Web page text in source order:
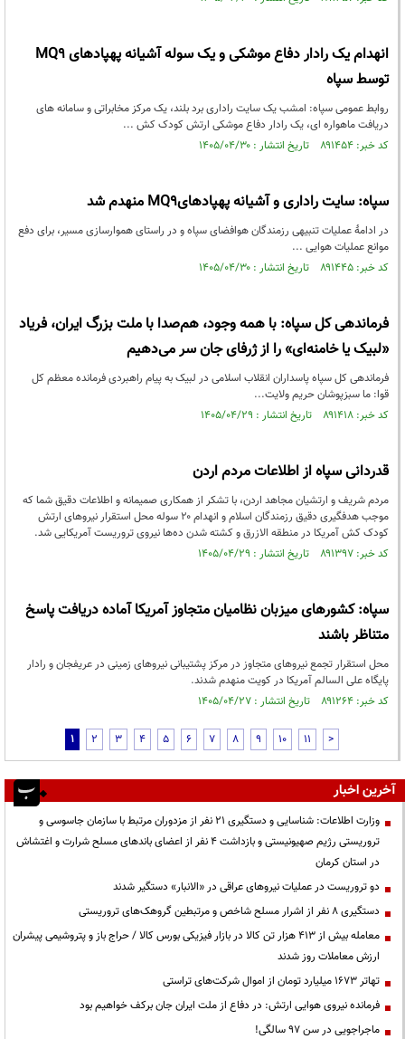
انهدام یک رادار دفاع موشکی و یک سوله آشیانه پهپادهای MQ9
توسط سپاه
روابط عمومی سپاه: امشب یک سایت راداری برد بلند، یک مرکز مخابراتی و سامانه های
دریافت ماهواره ای، یک رادار دفاع موشکی ارتش کودک کش ...
کد خبر: ۸۹۱۴۵۴ تاریخ انتشار : ۱۴۰۵/۰۴/۳۰
سپاه: سایت راداری و آشیانه پهپادهایMQ9 منهدم شد
در ادامۀ عملیات تنبیهی رزمندگان هوافضای سپاه و در راستای هموارسازی مسیر، برای دفع
موانع عملیات هوایی ...
کد خبر: ۸۹۱۴۴۵ تاریخ انتشار : ۱۴۰۵/۰۴/۳۰
فرماندهی کل سپاه: با همه وجود، هم‌صدا با ملت بزرگ ایران، فریاد
«لبیک یا خامنه‌ای» را از ژرفای جان سر می‌دهیم
فرماندهی کل سپاه پاسداران انقلاب اسلامی در لبیک به پیام راهبردی فرمانده معظم کل
قوا: ما سبزپوشان حریم ولایت...
کد خبر: ۸۹۱۴۱۸ تاریخ انتشار : ۱۴۰۵/۰۴/۲۹
قدردانی سپاه از اطلاعات مردم اردن
مردم شریف و ارتشیان مجاهد اردن، با تشکر از همکاری صمیمانه و اطلاعات دقیق شما که
موجب هدفگیری دقیق رزمندگان اسلام و انهدام ۲۰ سوله محل استقرار نیروهای ارتش
کودک کش آمریکا در منطقه الازرق و کشته شدن ده‌ها نیروی تروریست آمریکایی شد.
کد خبر: ۸۹۱۳۹۷ تاریخ انتشار : ۱۴۰۵/۰۴/۲۹
سپاه: کشورهای میزبان نظامیان متجاوز آمریکا آماده دریافت پاسخ
متناظر باشند
محل استقرار تجمع نیروهای متجاوز در مرکز پشتیبانی نیروهای زمینی در عریفجان و رادار
پایگاه علی السالم آمریکا در کویت منهدم شدند.
کد خبر: ۸۹۱۲۶۴ تاریخ انتشار : ۱۴۰۵/۰۴/۲۷
1 2 3 4 5 6 7 8 9 10 11 >
آخرین اخبار
وزارت اطلاعات: شناسایی و دستگیری ۲۱ نفر از مزدوران مرتبط با سازمان جاسوسی و
تروریستی رژیم صهیونیستی و بازداشت ۴ نفر از اعضای باندهای مسلح شرارت و اغتشاش
در استان کرمان
دو تروریست در عملیات نیروهای عراقی در «الانبار» دستگیر شدند
دستگیری ۸ نفر از اشرار مسلح شاخص و مرتبطین گروهک‌های تروریستی
معامله بیش از ۴۱۳ هزار تن کالا در بازار فیزیکی بورس کالا / حراج باز و پتروشیمی پیشران
ارزش معاملات روز شدند
تهاتر ۱۶۷۳ میلیارد تومان از اموال شرکت‌های تراستی
فرمانده نیروی هوایی ارتش: در دفاع از ملت ایران جان برکف خواهیم بود
ماجراجویی در سن ۹۷ سالگی!